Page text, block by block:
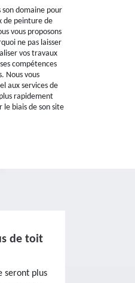
son domaine pour
de peinture de
vous proposons
ne pas laisser
vos travaux
compétences
Nous vous
aux services de
rapidement
le biais de son site
de toit
seront plus